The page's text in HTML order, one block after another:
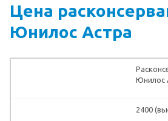
Цена
Юнилос Астра
Юнилос
2400